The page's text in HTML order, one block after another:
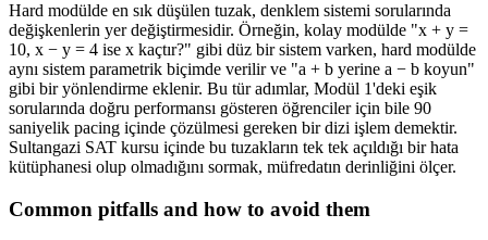
Hard modülde en sık düşülen tuzak, denklem sistemi sorularında
değişkenlerin yer değiştirmesidir. Örneğin, kolay modülde "x + y =
10, x − y = 4 ise x kaçtır?" gibi düz bir sistem varken, hard modülde
aynı sistem parametrik biçimde verilir ve "a + b yerine a − b koyun"
gibi bir yönlendirme eklenir. Bu tür adımlar, Modül 1'deki eşik
sorularında doğru performansı gösteren öğrenciler için bile 90
saniyelik pacing içinde çözülmesi gereken bir dizi işlem demektir.
Sultangazi SAT kursu içinde bu tuzakların tek tek açıldığı bir hata
kütüphanesi olup olmadığını sormak, müfredatın derinliğini ölçer.
Common pitfalls and how to avoid them